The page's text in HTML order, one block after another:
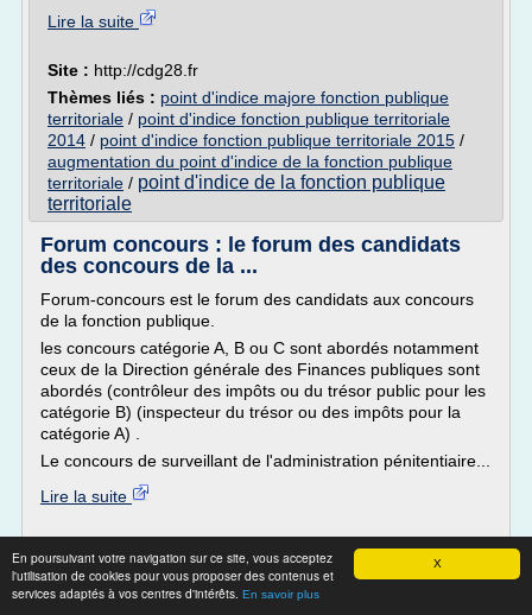
X
En poursuivant votre navigation sur ce site, vous acceptez
l'utilisation de cookies pour vous proposer des contenus et
services adaptés à vos centres d'intérêts. En savoir plus
Lire la suite
Site : http://cdg28.fr
Thèmes liés : point d'indice majore fonction publique
territoriale / point d'indice fonction publique territoriale
2014 / point d'indice fonction publique territoriale 2015 /
augmentation du point d'indice de la fonction publique
territoriale / point d'indice de la fonction publique
territoriale
Forum concours : le forum des candidats
des concours de la ...
Forum-concours est le forum des candidats aux concours
de la fonction publique.
les concours catégorie A, B ou C sont abordés notamment
ceux de la Direction générale des Finances publiques sont
abordés (contrôleur des impôts ou du trésor public pour les
catégorie B) (inspecteur du trésor ou des impôts pour la
catégorie A) .
Le concours de surveillant de l'administration pénitentiaire...
Lire la suite
Thèmes liés :forum des candidats aux concours de la fonction
publique/concours fonction publique categorie b